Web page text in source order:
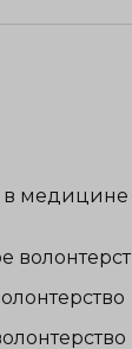
в медицине